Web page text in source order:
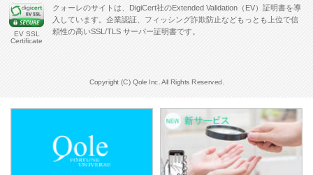
EV SSL
Certificate
クォーレのサイトは、DigiCert社のExtended Validation（EV）証明書を導
入しています。企業認証、フィッシング詐欺防止などもっとも上位で信
頼性の高いSSL/TLS サーバー証明書です。
Copyright (C) Qole Inc. All Rights Reserved.